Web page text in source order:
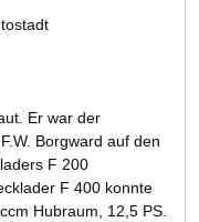
Er war der
Borgward auf den
F 200
F 400 konnte
Hubraum, 12,5 PS.